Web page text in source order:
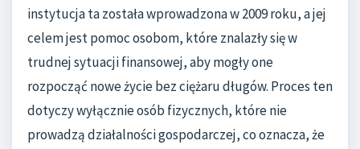
instytucja ta została wprowadzona w 2009 roku, a jej
celem jest pomoc osobom, które znalazły się w
trudnej sytuacji finansowej, aby mogły one
rozpocząć nowe życie bez ciężaru długów. Proces ten
dotyczy wyłącznie osób fizycznych, które nie
prowadzą działalności gospodarczej, co oznacza, że